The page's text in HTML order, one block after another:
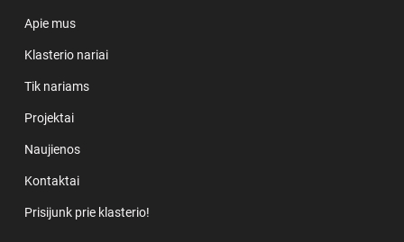
Apie mus
Klasterio nariai
Tik nariams
Projektai
Naujienos
Kontaktai
Prisijunk prie klasterio!